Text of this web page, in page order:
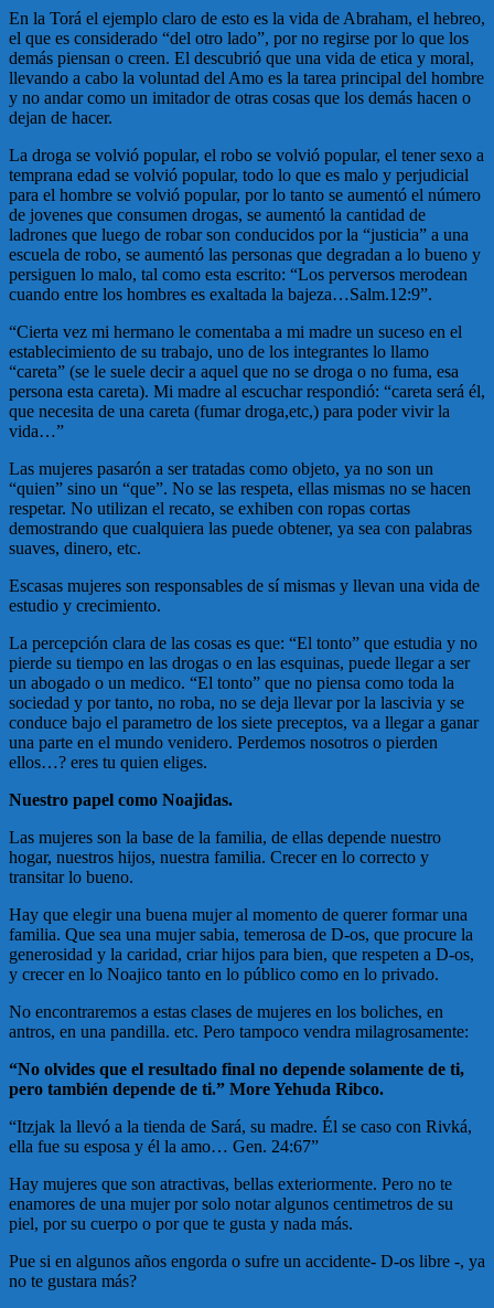
En la Torá el ejemplo claro de esto es la vida de Abraham, el hebreo,
el que es considerado “del otro lado”, por no regirse por lo que los
demás piensan o creen. El descubrió que una vida de etica y moral,
llevando a cabo la voluntad del Amo es la tarea principal del hombre
y no andar como un imitador de otras cosas que los demás hacen o
dejan de hacer.
La droga se volvió popular, el robo se volvió popular, el tener sexo a
temprana edad se volvió popular, todo lo que es malo y perjudicial
para el hombre se volvió popular, por lo tanto se aumentó el número
de jovenes que consumen drogas, se aumentó la cantidad de
ladrones que luego de robar son conducidos por la “justicia” a una
escuela de robo, se aumentó las personas que degradan a lo bueno y
persiguen lo malo, tal como esta escrito: “Los perversos merodean
cuando entre los hombres es exaltada la bajeza…Salm.12:9”.
“Cierta vez mi hermano le comentaba a mi madre un suceso en el
establecimiento de su trabajo, uno de los integrantes lo llamo
“careta” (se le suele decir a aquel que no se droga o no fuma, esa
persona esta careta). Mi madre al escuchar respondió: “careta será él,
que necesita de una careta (fumar droga,etc,) para poder vivir la
vida…”
Las mujeres pasarón a ser tratadas como objeto, ya no son un
“quien” sino un “que”. No se las respeta, ellas mismas no se hacen
respetar. No utilizan el recato, se exhiben con ropas cortas
demostrando que cualquiera las puede obtener, ya sea con palabras
suaves, dinero, etc.
Escasas mujeres son responsables de sí mismas y llevan una vida de
estudio y crecimiento.
La percepción clara de las cosas es que: “El tonto” que estudia y no
pierde su tiempo en las drogas o en las esquinas, puede llegar a ser
un abogado o un medico. “El tonto” que no piensa como toda la
sociedad y por tanto, no roba, no se deja llevar por la lascivia y se
conduce bajo el parametro de los siete preceptos, va a llegar a ganar
una parte en el mundo venidero. Perdemos nosotros o pierden
ellos…? eres tu quien eliges.
Nuestro papel como Noajidas.
Las mujeres son la base de la familia, de ellas depende nuestro
hogar, nuestros hijos, nuestra familia. Crecer en lo correcto y
transitar lo bueno.
Hay que elegir una buena mujer al momento de querer formar una
familia. Que sea una mujer sabia, temerosa de D-os, que procure la
generosidad y la caridad, criar hijos para bien, que respeten a D-os,
y crecer en lo Noajico tanto en lo público como en lo privado.
No encontraremos a estas clases de mujeres en los boliches, en
antros, en una pandilla. etc. Pero tampoco vendra milagrosamente:
“No olvides que el resultado final no depende solamente de ti,
pero también depende de ti.” More Yehuda Ribco.
“Itzjak la llevó a la tienda de Sará, su madre. Él se caso con Rivká,
ella fue su esposa y él la amo… Gen. 24:67”
Hay mujeres que son atractivas, bellas exteriormente. Pero no te
enamores de una mujer por solo notar algunos centimetros de su
piel, por su cuerpo o por que te gusta y nada más.
Pue si en algunos años engorda o sufre un accidente- D-os libre -, ya
no te gustara más?